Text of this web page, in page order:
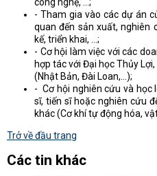
- Tham gia vào các dự án
quan đến sản xuất, nghiên
kế, triển khai, …;
- Cơ hội làm việc với các
hợp tác với Đại học Thủy
(Nhật Bản, Đài Loan,…);
- Cơ hội nghiên cứu và học
sĩ, tiến sĩ hoặc nghiên cứu
khác (Cơ khí tự động hóa,
Trở về đầu trang
Các tin khác